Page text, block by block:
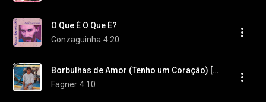
O Que É O Que É?
Gonzaguinha 4:20
Borbulhas de Amor (Tenho um Coração) [Borbujas de Amor]
Fagner 4:10